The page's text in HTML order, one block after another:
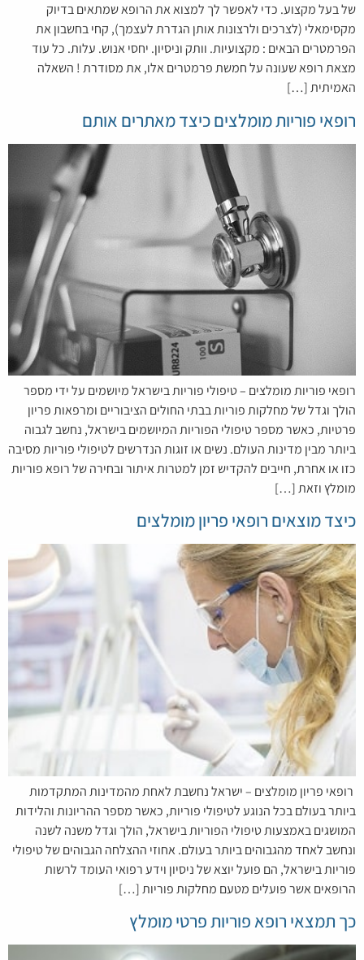
של בעל מקצוע. כדי לאפשר לך למצוא את הרופא שמתאים בדיוק
מקסימאלי (לצרכים ולרצונות אותן הגדרת לעצמך), קחי בחשבון את
הפרמטרים הבאים : מקצועיות. וותק וניסיון. יחסי אנוש. עלות. כל עוד
מצאת רופא שעונה על חמשת פרמטרים אלו, את מסודרת ! השאלה
האמיתית […]
רופאי פוריות מומלצים כיצד מאתרים אותם
רופאי פוריות מומלצים – טיפולי פוריות בישראל מיושמים על ידי מספר
הולך וגדל של מחלקות פוריות בבתי החולים הציבוריים ומרפאות פריון
פרטיות, כאשר מספר טיפולי הפוריות המיושמים בישראל, נחשב לגבוה
ביותר מבין מדינות העולם. נשים או זוגות הנדרשים לטיפולי פוריות מסיבה
כזו או אחרת, חייבים להקדיש זמן למטרות איתור ובחירה של רופא פוריות
מומלץ וזאת […]
כיצד מוצאים רופאי פריון מומלצים
רופאי פריון מומלצים – ישראל נחשבת לאחת מהמדינות המתקדמות
ביותר בעולם בכל הנוגע לטיפולי פוריות, כאשר מספר ההריונות והלידות
המושגים באמצעות טיפולי הפוריות בישראל, הולך וגדל משנה לשנה
ונחשב לאחד מהגבוהים ביותר בעולם. אחוזי ההצלחה הגבוהים של טיפולי
פוריות בישראל, הם פועל יוצא של ניסיון וידע רפואי העומד לרשות
הרופאים אשר פועלים מטעם מחלקות פוריות […]
כך תמצאי רופא פוריות פרטי מומלץ